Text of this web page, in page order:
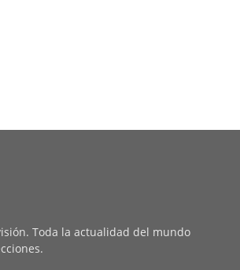
Toda la actualidad del mundo